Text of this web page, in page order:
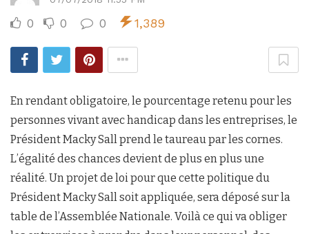
0 0 0 1,389
En rendant obligatoire, le pourcentage retenu pour les
personnes vivant avec handicap dans les entreprises, le
Président Macky Sall prend le taureau par les cornes.
L’égalité des chances devient de plus en plus une
réalité. Un projet de loi pour que cette politique du
Président Macky Sall soit appliquée, sera déposé sur la
table de l’Assemblée Nationale. Voilà ce qui va obliger